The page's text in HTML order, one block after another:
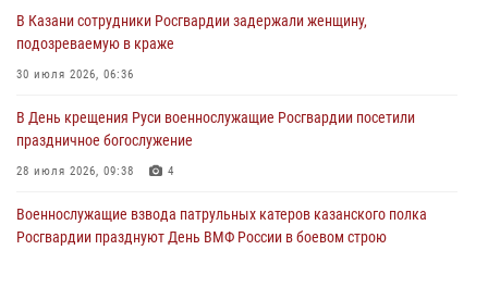
В Казани сотрудники Росгвардии задержали женщину,
подозреваемую в краже
30 июля 2026, 06:36
В День крещения Руси военнослужащие Росгвардии посетили
праздничное богослужение
28 июля 2026, 09:38 4
Военнослужащие взвода патрульных катеров казанского полка
Росгвардии празднуют День ВМФ России в боевом строю